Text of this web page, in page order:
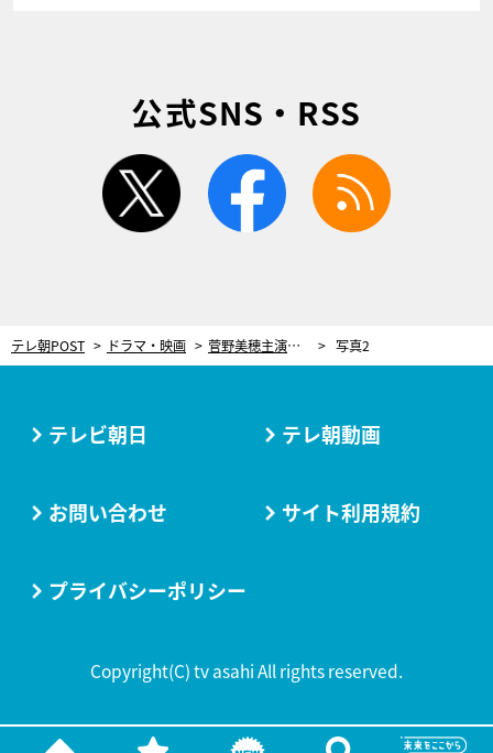
公式SNS・RSS
twitter facebook
テレ朝POST ドラマ・映画 菅野美穂主演『ゆりあ先生の赤い糸』、絆を強めつつあった“疑似家族”に崩壊の危機！ 写真2
テレビ朝日 テレ朝動画
お問い合わせ サイト利用規約
プライバシーポリシー
Copyright(C) tv asahi All rights reserved.